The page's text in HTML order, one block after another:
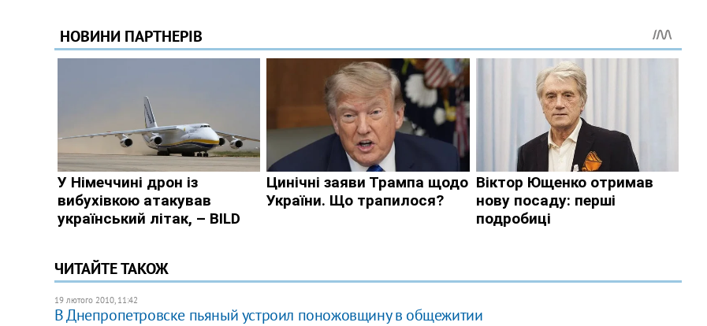
ЧИТАЙТЕ ТАКОЖ
19 лютого 2010, 11:42
В Днепропетровске пьяный устроил поножовщину в общежитии